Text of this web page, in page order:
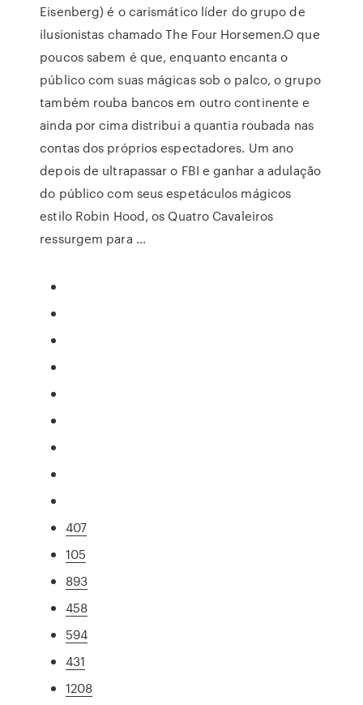
Eisenberg) é o carismático líder do grupo de
ilusionistas chamado The Four Horsemen.O que
poucos sabem é que, enquanto encanta o
público com suas mágicas sob o palco, o grupo
também rouba bancos em outro continente e
ainda por cima distribui a quantia roubada nas
contas dos próprios espectadores. Um ano
depois de ultrapassar o FBI e ganhar a adulação
do público com seus espetáculos mágicos
estilo Robin Hood, os Quatro Cavaleiros
ressurgem para …
407
105
893
458
594
431
1208